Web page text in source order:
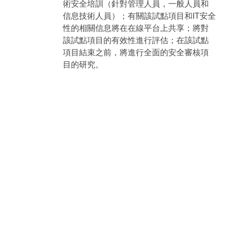
術安全培訓（針對管理人員，一般人員和
信息技術人員）；有關該試點項目和IT安全
性的相關信息將在在線平台上共享；將對
該試點項目的有效性進行評估；在該試點
項目結束之前，將進行全面的安全審核項
目的研究。